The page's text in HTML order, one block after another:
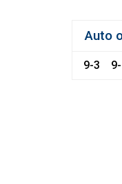
Auto
9-3